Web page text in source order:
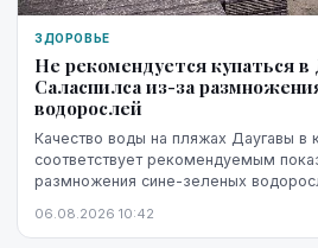
ЗДОРОВЬЕ
Не рекомендуется купаться в
Саласпилса из-за
водорослей
Качество воды на пляжах Даугавы в
соответствует рекомендуемым
размножения сине-зеленых
06.08.2026 10:42